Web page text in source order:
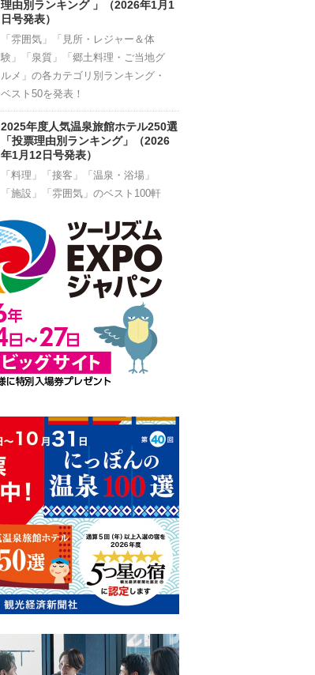
理由別ランキング 」（2026年1月1
日号発表）
「雰囲気」「見所・レジャー＆体
験」「泉質」「郷土料理・ご当地グ
ルメ」の各カテゴリ別ランキング・
ベスト50を発表！
2025年度人気温泉旅館ホテル250選
「投票理由別ランキング」（2026
年1月12日号発表）
「料理」「接客」「温泉・浴場」
「施設」「雰囲気」のベスト100軒